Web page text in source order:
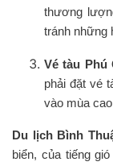
thương
tránh những
Vé tàu Phú
phải đặt vé
vào mùa
Du lịch Bình
biển, của tiếng